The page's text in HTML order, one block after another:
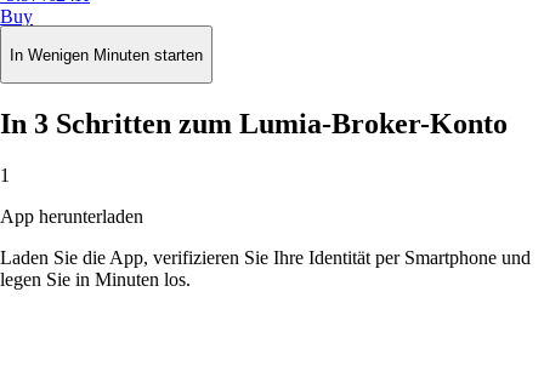
Buy
In Wenigen Minuten starten
In 3 Schritten zum Lumia-Broker-Konto
1
App herunterladen
Laden Sie die App, verifizieren Sie Ihre Identität per Smartphone und
legen Sie in Minuten los.